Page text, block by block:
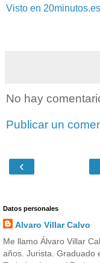
Visto en 20minutos.es
No hay
Publicar un
‹
Datos personales
Alvaro Villar Calvo
Me llamo Álvaro Villar
años. Jurista. Graduado